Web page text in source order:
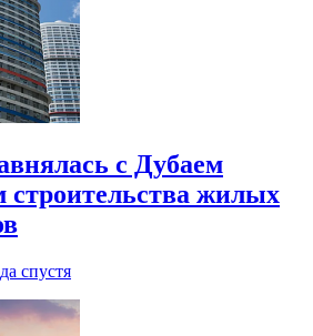
с Дубаем
строительства жилых
спустя